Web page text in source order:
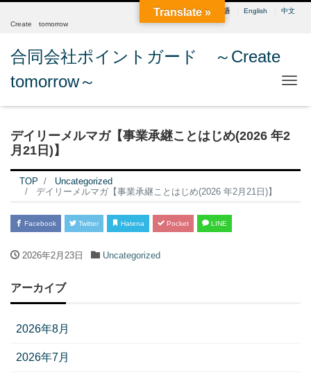
日本語 English
中文
Create tomorrow
合同会社ポイントガード ～Create
tomorrow～
デイリーメルマガ【事業承継ことはじめ(2026 年2
月21日)】
TOP
Uncategorized
デイリーメルマガ【事業承継ことはじめ(2026 年2月21日)】
Facebook Twitter Hatena Pocket LINE
2026年2月23日 Uncategorized
アーカイブ
2026年8月
2026年7月
Translate »